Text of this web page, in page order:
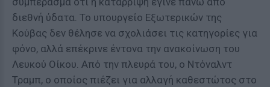
διεθνή ύδατα. Το υπουργείο Εξωτερικών της
Κούβας δεν θέλησε να σχολιάσει τις κατηγορίες για
φόνο, αλλά επέκρινε έντονα την ανακοίνωση του
Λευκού Οίκου. Από την πλευρά του, ο Ντόναλντ
Τραμπ, ο οποίος πιέζει για αλλαγή καθεστώτος στο